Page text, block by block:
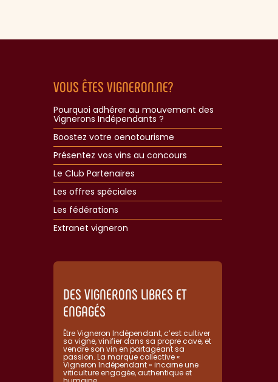
VOUS ÊTES VIGNERON.NE?
Pourquoi adhérer au mouvement des
Vignerons Indépendants ?
Boostez votre oenotourisme
Présentez vos vins au concours
Le Club Partenaires
Les offres spéciales
Les fédérations
Extranet vigneron​
DES VIGNERONS LIBRES ET
ENGAGÉS
Être Vigneron Indépendant, c’est cultiver
sa vigne, vinifier dans sa propre cave, et
vendre son vin en partageant sa
passion. La marque collective «
Vigneron Indépendant » incarne une
viticulture engagée, authentique et